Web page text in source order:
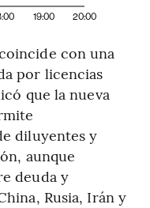
19:00 20:00
con una
por licencias
que la nueva
diluyentes y
aunque
deuda y
Rusia, Irán y